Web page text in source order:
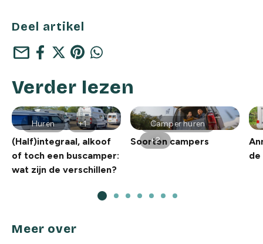
Deel artikel
mail
Verder lezen
Huren +1
(Half)integraal, alkoof
of toch een buscamper:
wat zijn de verschillen?
Camper huren
+2
Soorten campers
de
Meer over